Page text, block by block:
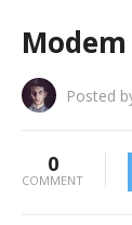
Posted
0
COMMENT